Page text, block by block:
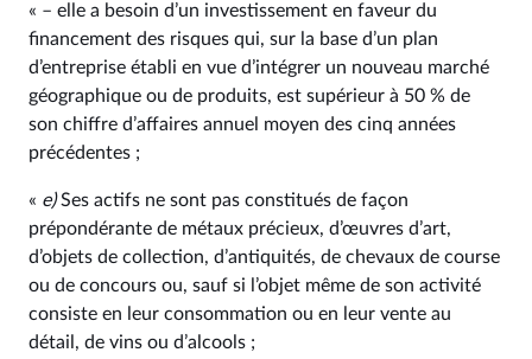
« – elle a besoin d’un investissement en faveur du
financement des risques qui, sur la base d’un plan
d’entreprise établi en vue d’intégrer un nouveau marché
géographique ou de produits, est supérieur à 50 % de
son chiffre d’affaires annuel moyen des cinq années
précédentes ;
« e)Ses actifs ne sont pas constitués de façon
prépondérante de métaux précieux, d’œuvres d’art,
d’objets de collection, d’antiquités, de chevaux de course
ou de concours ou, sauf si l’objet même de son activité
consiste en leur consommation ou en leur vente au
détail, de vins ou d’alcools ;